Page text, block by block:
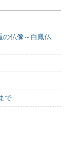
仏像～白鳳仏
で